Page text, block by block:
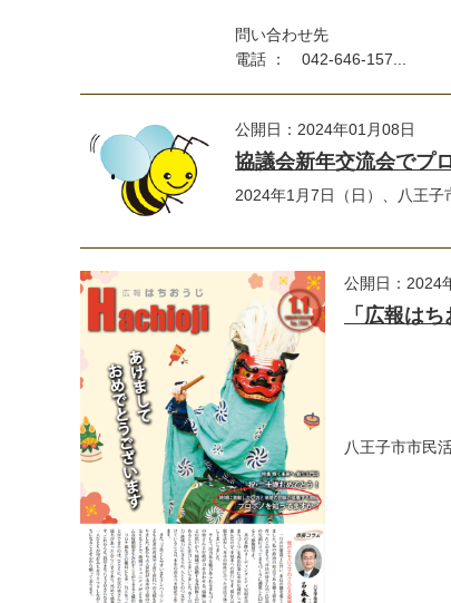
問い合わせ先
電話 ： 042-646-157...
公開日：2024年01月08日
協議会新年交流会でプ
2024年1月7日（日）、八王子
公開日：2024
「広報は
八王子市市民